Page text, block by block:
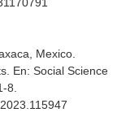
Mexico.
En: Social Science
8.